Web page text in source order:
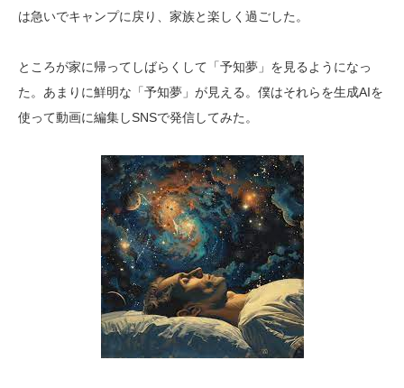
は急いでキャンプに戻り、家族と楽しく過ごした。
ところが家に帰ってしばらくして「予知夢」を見るようになっ
た。あまりに鮮明な「予知夢」が見える。僕はそれらを生成AIを
使って動画に編集しSNSで発信してみた。